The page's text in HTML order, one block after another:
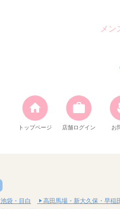
メ
トップページ 店舗ログイン お
池袋・目白 高田馬場・新大久保・早稲